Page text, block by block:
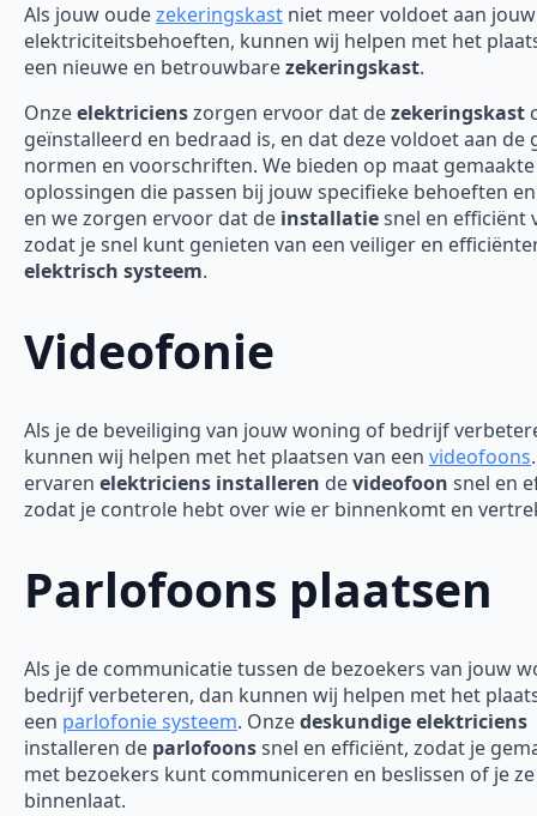
Als jouw oudezekeringskast niet meer voldoet aan jouw
elektriciteitsbehoeften, kunnen wij helpen met het
een nieuwe en betrouwbarezekeringskast.
Onzeelektricienszorgen ervoor dat dezekeringskast
geïnstalleerd en bedraad is, en dat deze voldoet aan de
normen en voorschriften. We bieden op maat gemaakte
oplossingen die passen bij jouw specifieke behoeften
en we zorgen ervoor dat de installatiesnel en efficiënt
zodat je snel kunt genieten van een veiliger en
elektrisch systeem.
Videofonie
Als je de beveiliging van jouw woning of bedrijf
kunnen wij helpen met het plaatsen van een videofoons
ervaren elektriciens installeren devideofoon snel en
zodat je controle hebt over wie er binnenkomt en
Parlofoons plaatsen
Als je de communicatie tussen de bezoekers van jouw
bedrijf verbeteren, dan kunnen wij helpen met het
een parlofonie systeem. Onzedeskundige elektriciens
installeren de parlofoonssnel en efficiënt, zodat je
met bezoekers kunt communiceren en beslissen of je ze
binnenlaat.